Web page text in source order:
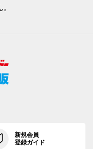
新規会員
登録ガイド